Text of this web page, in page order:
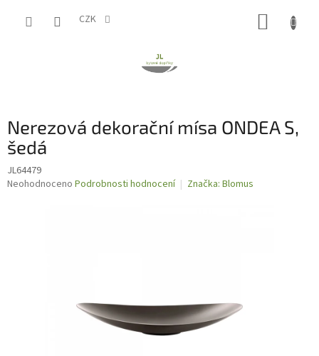
CZK
Nerezová dekorační mísa ONDEA S,
šedá
JL64479
Průměrné
Neohodnoceno Podrobnosti hodnocení Značka: Blomus